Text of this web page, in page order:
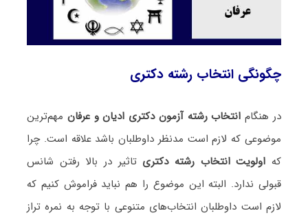
چگونگی انتخاب رشته دکتری
در هنگام انتخاب رشته آزمون دکتری ادیان و عرفان مهم‌ترین
موضوعی که لازم است مدنظر داوطلبان باشد علاقه است. چرا
که اولویت انتخاب رشته دکتری تاثیر در بالا رفتن شانس
قبولی ندارد. البته این موضوع را هم نباید فراموش کنیم که
لازم است داوطلبان انتخاب‌های متنوعی با توجه به نمره تراز